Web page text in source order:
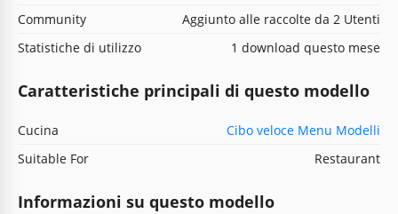
Community
Aggiunto alle raccolte da 2 Utenti
Statistiche di utilizzo
1 download questo mese
Caratteristiche principali di questo modello
Cucina
Cibo veloce Menu Modelli
Suitable For
Restaurant
Informazioni su questo modello